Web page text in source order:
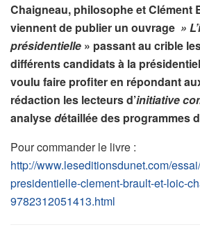
Chaigneau, philosophe et Clément
viennent de publier un ouvrage »
présidentielle » passant au crible
différents candidats à la
voulu faire profiter en répondant
rédaction les lecteurs d’initiative
analysedétaillée des programmes
Pour commander le livre :
http://www.leseditionsdunet.com/
presidentielle-clement-brault-et-loic-
9782312051413.html